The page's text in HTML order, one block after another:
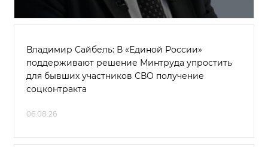
Владимир Сайбель: В «Единой России»
поддерживают решение Минтруда упростить
для бывших участников СВО получение
соцконтракта
06.08.26